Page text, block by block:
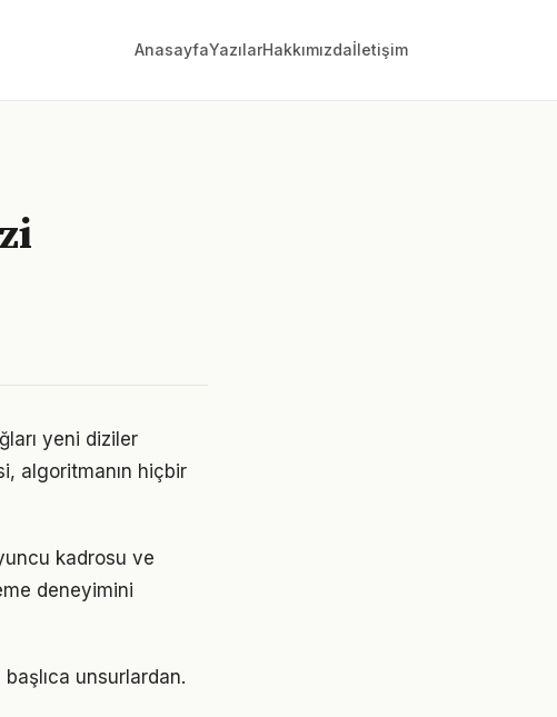
AnasayfaYazılarHakkımızdaİletişim
yeni diziler
algoritmanın hiçbir
kadrosu ve
deneyimini
unsurlardan.